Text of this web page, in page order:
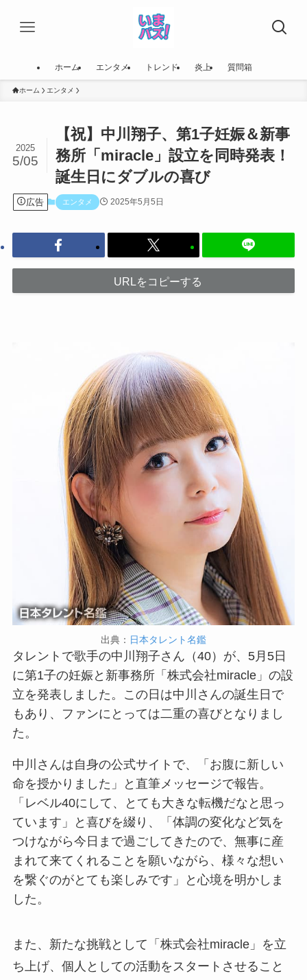
ホーム エンタメ トレンド 炎上 質問箱
ホーム エンタメ
【祝】中川翔子、第1子妊娠＆新事
務所「miracle」設立を同時発表！
誕生日にダブルの喜び
2025
5/05
広告 エンタメ 2025年5月5日
URLをコピーする
出典： 日本タレント名鑑
タレントで歌手の中川翔子さん（40）が、5月5日
に第1子の妊娠と新事務所「株式会社miracle」の設
立を発表しました。この日は中川さんの誕生日で
もあり、ファンにとっては二重の喜びとなりまし
た。
中川さんは自身の公式サイトで、「お腹に新しい
命を授かりました」と直筆メッセージで報告。
「レベル40にして、とても大きな転機だなと思っ
ています」と喜びを綴り、「体調の変化など気を
つけながら今日まで過ごしてきたので、無事に産
まれて来てくれることを願いながら、様々な想い
を繋ぐのがとても楽しみです」と心境を明かしま
した。
また、新たな挑戦として「株式会社miracle」を立
ち上げ、個人としての活動をスタートさせること